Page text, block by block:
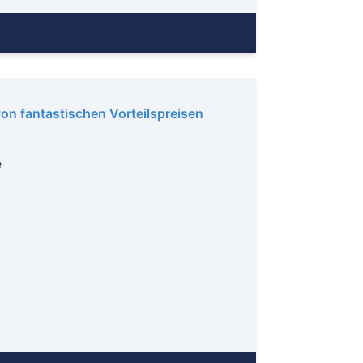
Neustadt
fantastischen Vorteilspreisen